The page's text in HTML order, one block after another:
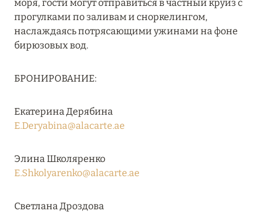
11 декабря 2024
ЭКСКЛЮЗИВНО»
Подробнее
HÔTEL BARRIÈRE LES NEIGES
моря, гости могут отправиться в частный круиз с
прогулками по заливам и сноркелингом,
наслаждаясь потрясающими ужинами на фоне
бирюзовых вод.
БРОНИРОВАНИЕ:
Екатерина Дерябина
E.Deryabina@alacarte.ae
Элина Школяренко
E.Shkolyarenko@alacarte.ae
Светлана Дроздова